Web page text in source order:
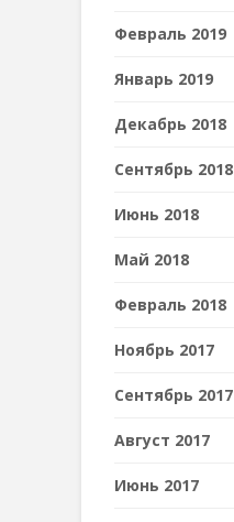
Февраль 2019
Январь 2019
Декабрь 2018
Сентябрь 2018
Июнь 2018
Май 2018
Февраль 2018
Ноябрь 2017
Сентябрь 2017
Август 2017
Июнь 2017